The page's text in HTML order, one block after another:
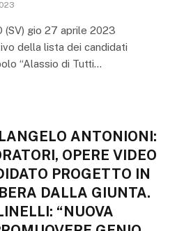
(SV) gio 27 aprile 2023
della lista dei candidati
“Alassio di Tutti…
ANTONIONI:
OPERE VIDEO
PROGETTO IN
DALLA GIUNTA.
“NUOVA